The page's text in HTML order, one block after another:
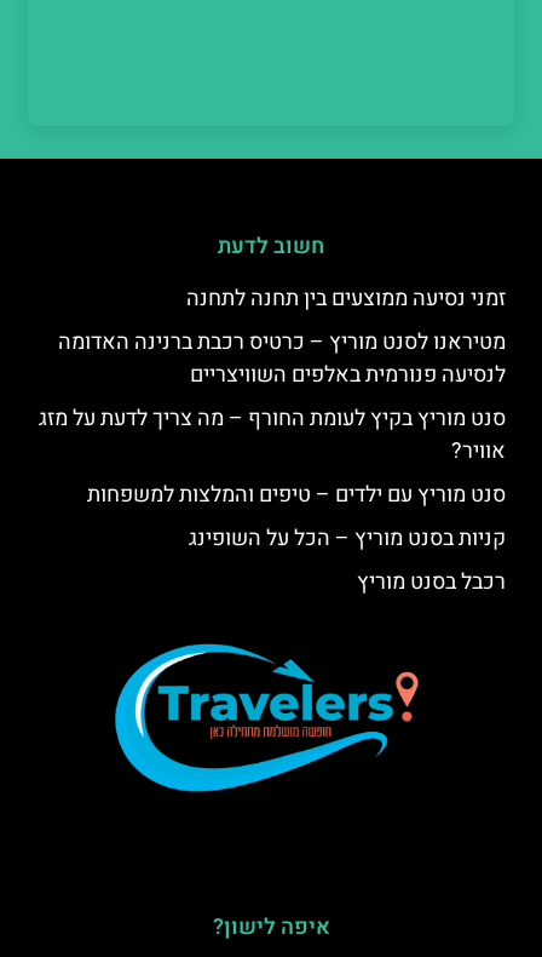
חשוב לדעת
זמני נסיעה ממוצעים בין תחנה לתחנה
מטיראנו לסנט מוריץ – כרטיס רכבת ברנינה האדומה
לנסיעה פנורמית באלפים השוויצריים
סנט מוריץ בקיץ לעומת החורף – מה צריך לדעת על מזג
אוויר?
סנט מוריץ עם ילדים – טיפים והמלצות למשפחות
קניות בסנט מוריץ – הכל על השופינג
רכבל בסנט מוריץ
איפה לישון?